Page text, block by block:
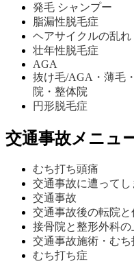
発毛 シャンプー
脂漏性脱毛症
ヘアサイクルの乱れ
壮年性脱毛症
AGA
抜け毛/AGA・薄毛
院・整体院
円形脱毛症
交通事故メニュ
むち打ち頭痛
交通事故に遭って
交通事故
交通事故後の転院と
接骨院と整形外科
交通事故施術・むち
むち打ち症